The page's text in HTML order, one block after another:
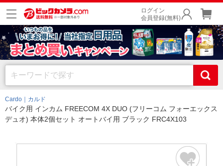
ログイン
会員登録(無料)
Cardo｜カルド
バイク用 インカム FREECOM 4X DUO (フリーコム フォーエックス
デュオ) 本体2個セット オートバイ用 ブラック FRC4X103